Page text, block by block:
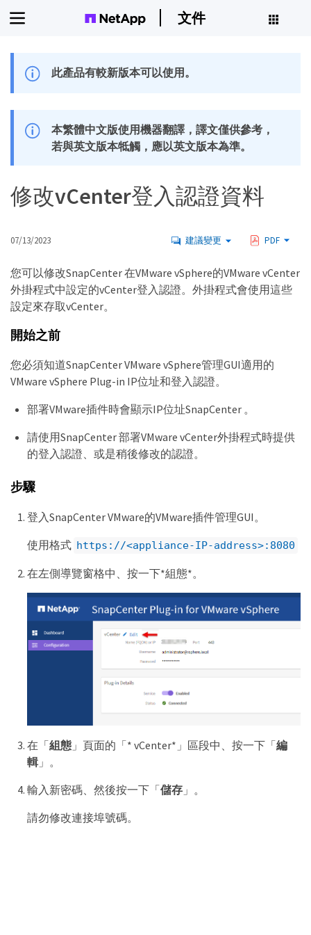
文件
此產品有較新版本可以使用。
本繁體中文版使用機器翻譯，譯文僅供參考，
若與英文版本牴觸，應以英文版本為準。
修改vCenter登入認證資料
07/13/2023 建議變更 PDF
您可以修改SnapCenter 在VMware vSphere的VMware vCenter
外掛程式中設定的vCenter登入認證。外掛程式會使用這些
設定來存取vCenter。
開始之前
您必須知道SnapCenter VMware vSphere管理GUI適用的
VMware vSphere Plug-in IP位址和登入認證。
部署VMware插件時會顯示IP位址SnapCenter 。
請使用SnapCenter 部署VMware vCenter外掛程式時提供
的登入認證、或是稍後修改的認證。
步驟
登入SnapCenter VMware的VMware插件管理GUI。
使用格式 https://<appliance-IP-address>:8080
在左側導覽窗格中、按一下*組態*。
在「組態」頁面的「* vCenter*」區段中、按一下「編
輯」。
輸入新密碼、然後按一下「儲存」。
請勿修改連接埠號碼。